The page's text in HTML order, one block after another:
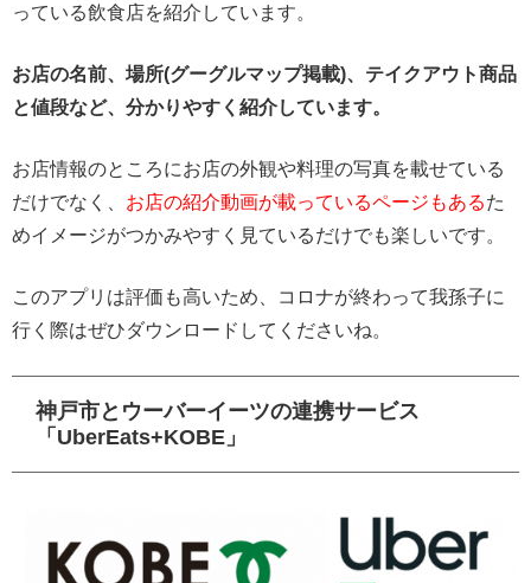
っている飲食店を紹介しています。
お店の名前、場所(グーグルマップ掲載)、テイクアウト商品
と値段など、分かりやすく紹介しています。
お店情報のところにお店の外観や料理の写真を載せている
だけでなく、 お店の紹介動画が載っているページもあるた
めイメージがつかみやすく見ているだけでも楽しいです。
このアプリは評価も高いため、コロナが終わって我孫子に
行く際はぜひダウンロードしてくださいね。
神戸市とウーバーイーツの連携サービス
「UberEats+KOBE」